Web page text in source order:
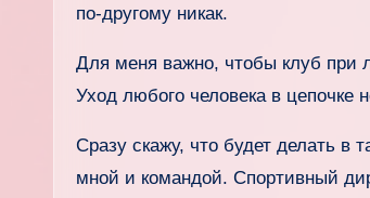
по‑другому никак.
Для меня важно, чтобы клуб при
Уход любого человека в цепочке
Сразу скажу, что будет делать в
мной и командой. Спортивный